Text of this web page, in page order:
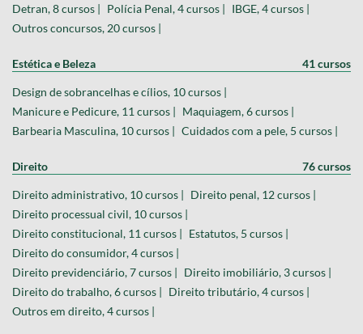
Detran, 8 cursos | Polícia Penal, 4 cursos | IBGE, 4 cursos |
Outros concursos, 20 cursos |
Estética e Beleza 41 cursos
Design de sobrancelhas e cílios, 10 cursos |
Manicure e Pedicure, 11 cursos | Maquiagem, 6 cursos |
Barbearia Masculina, 10 cursos | Cuidados com a pele, 5 cursos |
Direito 76 cursos
Direito administrativo, 10 cursos | Direito penal, 12 cursos |
Direito processual civil, 10 cursos |
Direito constitucional, 11 cursos | Estatutos, 5 cursos |
Direito do consumidor, 4 cursos |
Direito previdenciário, 7 cursos | Direito imobiliário, 3 cursos |
Direito do trabalho, 6 cursos | Direito tributário, 4 cursos |
Outros em direito, 4 cursos |